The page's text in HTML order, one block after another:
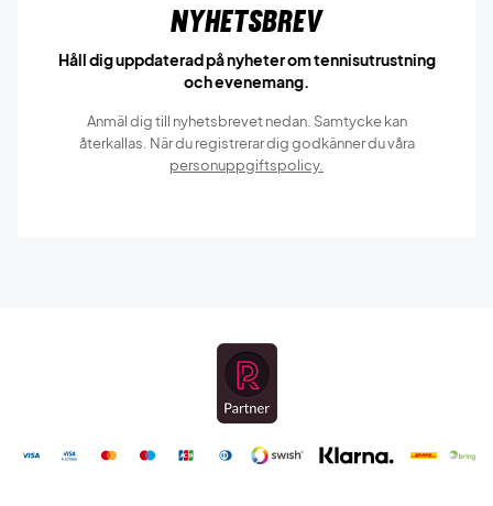
Nyhetsbrev
Håll dig uppdaterad på nyheter om tennisutrustning
och evenemang.
Anmäl dig till nyhetsbrevet nedan. Samtycke kan
återkallas. När du registrerar dig godkänner du våra
personuppgiftspolicy.